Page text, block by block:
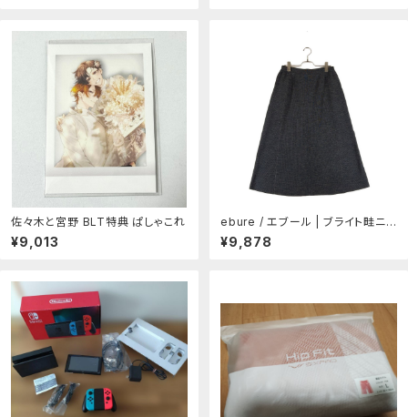
佐々木と宮野 BLT特典 ぱしゃこれ
¥9,013
ebure / エブール | ブライト畦ニッ
ト スカート | 38 | グレー | レディ
ース
¥9,878